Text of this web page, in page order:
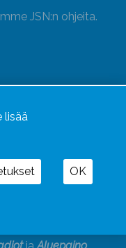
JSN:n ohjeita.
lisää
OK